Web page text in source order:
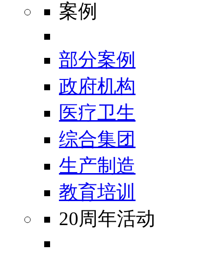
案例
部分案例
政府机构
医疗卫生
综合集团
生产制造
教育培训
20周年活动